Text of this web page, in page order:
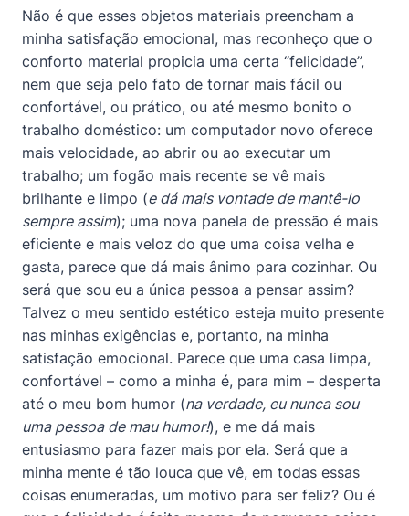
Não é que esses objetos materiais preencham a
minha satisfação emocional, mas reconheço que o
conforto material propicia uma certa “felicidade”,
nem que seja pelo fato de tornar mais fácil ou
confortável, ou prático, ou até mesmo bonito o
trabalho doméstico: um computador novo oferece
mais velocidade, ao abrir ou ao executar um
trabalho; um fogão mais recente se vê mais
brilhante e limpo (e dá mais vontade de mantê-lo
sempre assim); uma nova panela de pressão é mais
eficiente e mais veloz do que uma coisa velha e
gasta, parece que dá mais ânimo para cozinhar. Ou
será que sou eu a única pessoa a pensar assim?
Talvez o meu sentido estético esteja muito presente
nas minhas exigências e, portanto, na minha
satisfação emocional. Parece que uma casa limpa,
confortável – como a minha é, para mim – desperta
até o meu bom humor (na verdade, eu nunca sou
uma pessoa de mau humor!), e me dá mais
entusiasmo para fazer mais por ela. Será que a
minha mente é tão louca que vê, em todas essas
coisas enumeradas, um motivo para ser feliz? Ou é